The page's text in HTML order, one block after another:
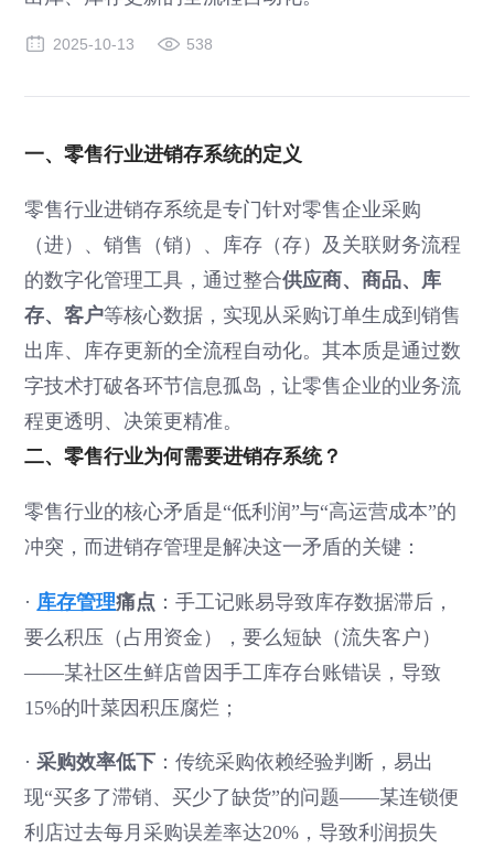
2025-10-13 538
一、零售行业进销存系统的定义
零售行业进销存系统是专门针对零售企业采购
（进）、销售（销）、库存（存）及关联财务流程
的数字化管理工具，通过整合供应商、商品、库
存、客户等核心数据，实现从采购订单生成到销售
出库、库存更新的全流程自动化。其本质是通过数
字技术打破各环节信息孤岛，让零售企业的业务流
程更透明、决策更精准。
二、零售行业为何需要进销存系统？
零售行业的核心矛盾是“低利润”与“高运营成本”的
冲突，而进销存管理是解决这一矛盾的关键：
· 库存管理痛点 ：手工记账易导致库存数据滞后，
要么积压（占用资金），要么短缺（流失客户）
——某社区生鲜店曾因手工库存台账错误，导致
15%的叶菜因积压腐烂；
·采购效率低下 ：传统采购依赖经验判断，易出
现“买多了滞销、买少了缺货”的问题——某连锁便
利店过去每月采购误差率达20%，导致利润损失